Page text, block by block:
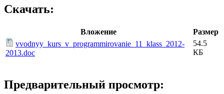
Скачать:
Вложение
Размер
vvodnyy_kurs_v_programmirovanie_11_klass_2012-
2013.doc
54.5
КБ
Предварительный просмотр: